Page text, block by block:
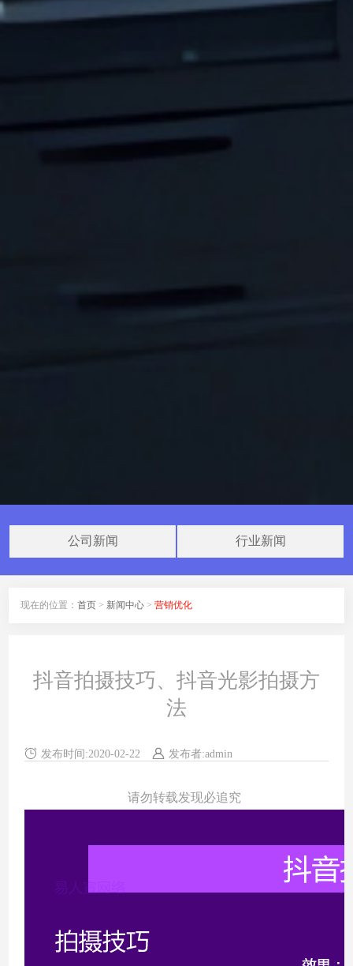
公司新闻 行业新闻
现在的位置：首页 > 新闻中心 >营销优化
抖音拍摄技巧、抖音光影拍摄方
法
发布时间:2020-02-22 发布者:admin
请勿转载发现必追究